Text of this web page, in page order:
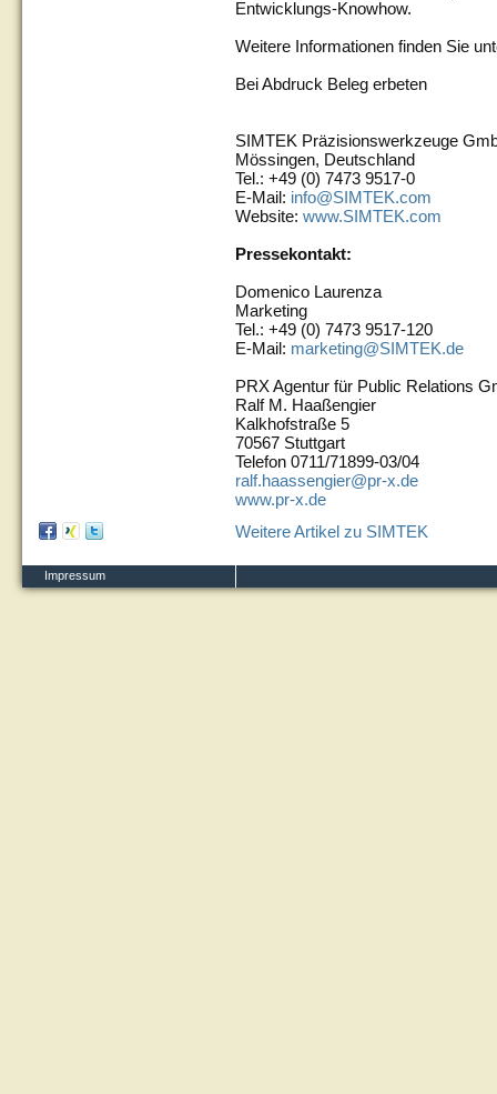
Entwicklungs-Knowhow.
Weitere Informationen finden Sie
Bei Abdruck Beleg erbeten
SIMTEK Präzisionswerkzeuge
Mössingen, Deutschland
Tel.: +49 (0) 7473 9517-0
E-Mail: info@SIMTEK.com
Website: www.SIMTEK.com
Pressekontakt:
Domenico Laurenza
Marketing
Tel.: +49 (0) 7473 9517-120
E-Mail: marketing@SIMTEK.de
PRX Agentur für Public Relations
Ralf M. Haaßengier
Kalkhofstraße 5
70567 Stuttgart
Telefon 0711/71899-03/04
ralf.haassengier@pr-x.de
www.pr-x.de
Weitere Artikel zu SIMTEK
Impressum